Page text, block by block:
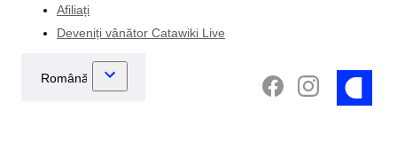
Afiliați
Deveniți vânător Catawiki Live